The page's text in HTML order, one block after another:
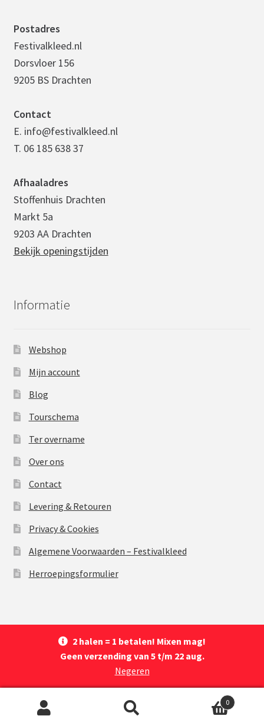
2 halen = 1 betalen! Mixen mag!
Geen verzending van 5 t/m 22 aug.
Negeren
Postadres
Festivalkleed.nl
Dorsvloer 156
9205 BS Drachten
Contact
E. info@festivalkleed.nl
T. 06 185 638 37
Afhaaladres
Stoffenhuis Drachten
Markt 5a
9203 AA Drachten
Bekijk openingstijden
Informatie
Webshop
Mijn account
Blog
Tourschema
Ter overname
Over ons
Contact
Levering & Retouren
Privacy & Cookies
Algemene Voorwaarden – Festivalkleed
Herroepingsformulier
© Festivalkleed 2026
Privacy & Cookies
Powered byCrealink
0